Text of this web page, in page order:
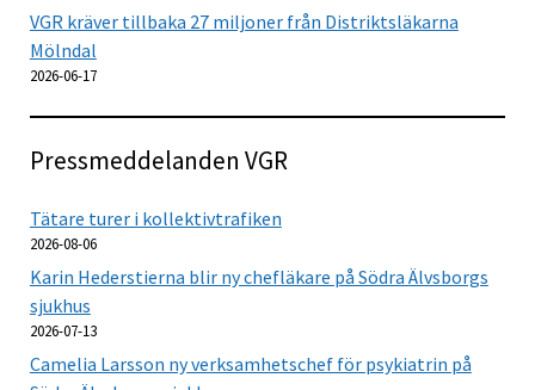
VGR kräver tillbaka 27 miljoner från Distriktsläkarna
Mölndal
2026-06-17
Pressmeddelanden VGR
Tätare turer i kollektivtrafiken
2026-08-06
Karin Hederstierna blir ny chefläkare på Södra Älvsborgs
sjukhus
2026-07-13
Camelia Larsson ny verksamhetschef för psykiatrin på